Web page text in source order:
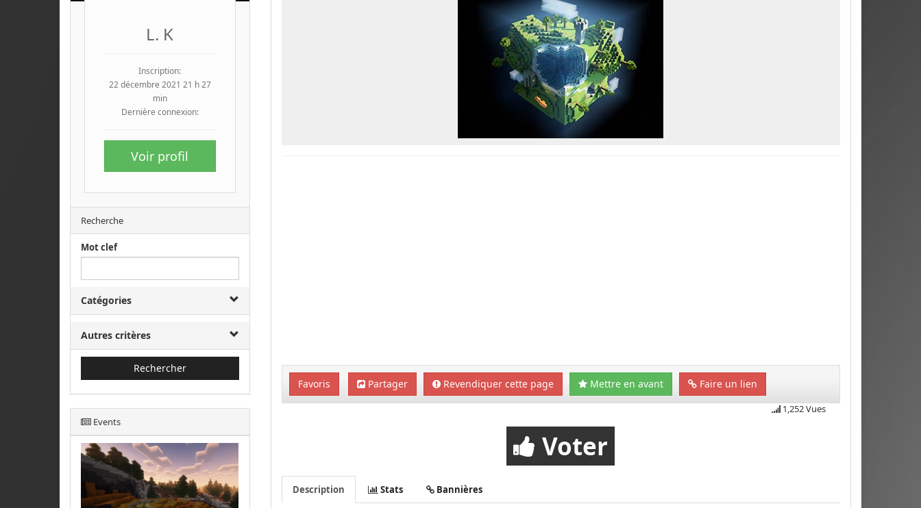
L. K
Inscription:
22 décembre 2021 21 h 27
min
Dernière connexion:
Voir profil
Recherche
Mot clef
Catégories
Autres critères
Rechercher
Events
Favoris Partager Revendiquer cette page Mettre en avant Faire un lien
1,252 Vues
Voter
Description Stats Bannières